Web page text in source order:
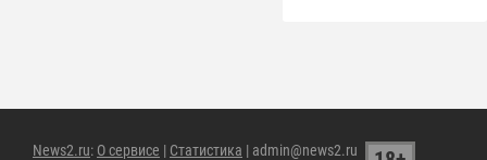
News2.ru: О сервисе | Статистика | admin@news2.ru